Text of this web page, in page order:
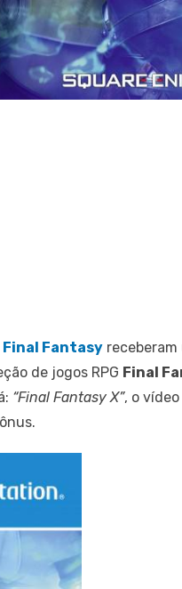
Final Fantasy
de jogos RPG Final
“Final Fantasy X”, o vídeo